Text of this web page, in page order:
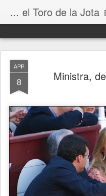
... el Toro de la Jota
APR
8 Ministra,